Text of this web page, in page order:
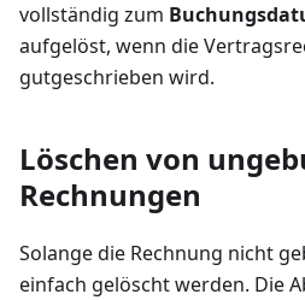
vollständig zum
aufgelöst, wenn die
gutgeschrieben wird.
Löschen von
Rechnungen
Solange die Rechnung nicht
einfach gelöscht werden. Die